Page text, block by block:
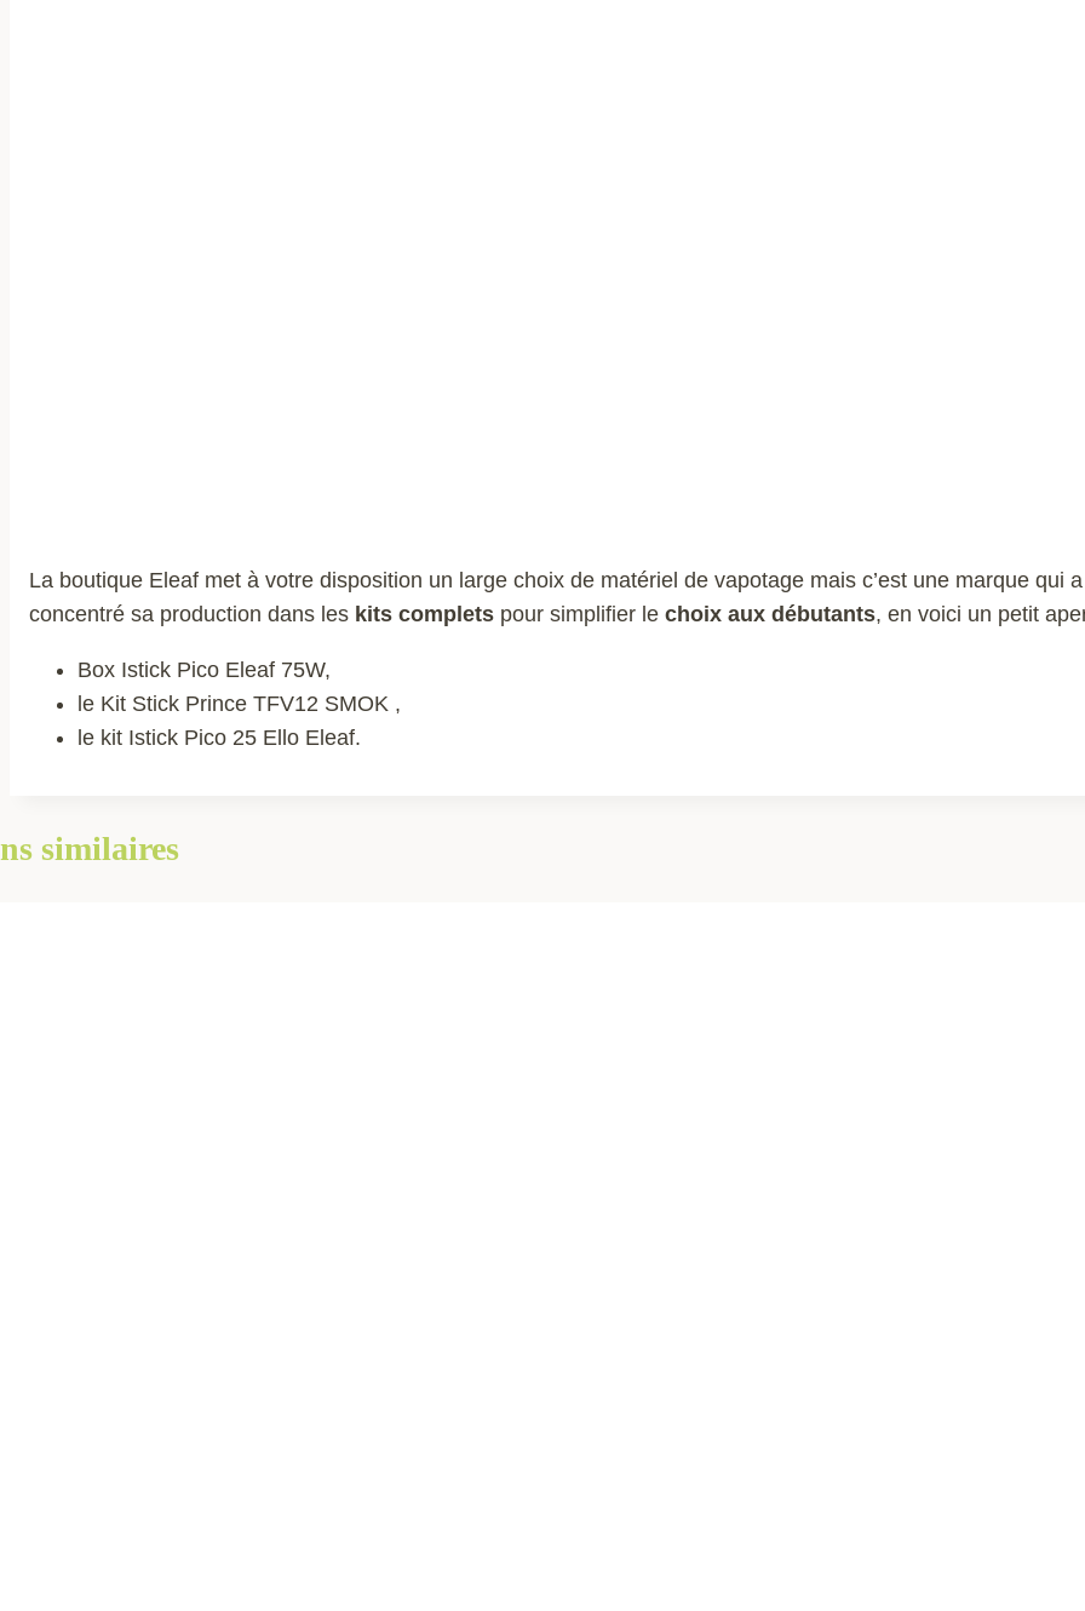
La boutique Eleaf met à votre disposition un large choix de matériel de vapotage mais c’est une marque qui a
concentré sa production dans les kits complets pour simplifier le choix aux débutants, en voici un petit
Box Istick Pico Eleaf 75W,
le Kit Stick Prince TFV12 SMOK ,
le kit Istick Pico 25 Ello Eleaf.
similaires